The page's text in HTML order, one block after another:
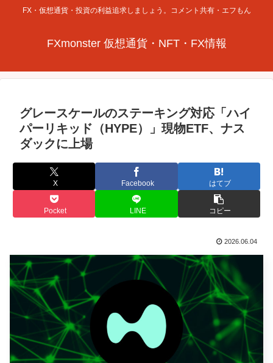
FX・仮想通貨・投資の利益追求しましょう。コメント共有・エフもん
FXmonster 仮想通貨・NFT・FX情報
グレースケールのステーキング対応「ハイ
パーリキッド（HYPE）」現物ETF、ナス
ダックに上場
X Facebook はてブ
Pocket LINE コピー
2026.06.04